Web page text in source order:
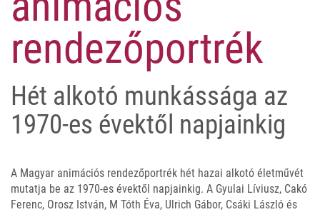
rendezőportrék
Hét alkotó munkássága az
1970-es évektől napjainkig
A Magyar animációs rendezőportrék hét hazai alkotó életművét
mutatja be az 1970-es évektől napjainkig. A Gyulai Líviusz, Cakó
Ferenc, Orosz István, M Tóth Éva, Ulrich Gábor, Csáki László és